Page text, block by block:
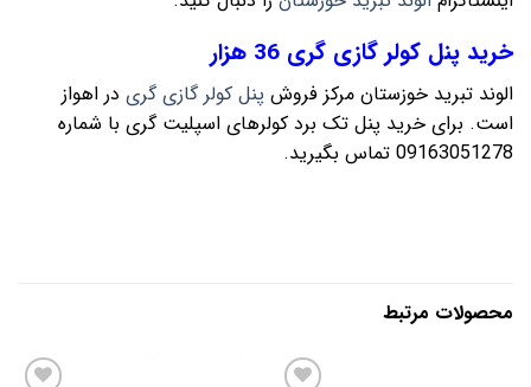
خرید پنل کولر گازی گری 36 هزار
الوند تبرید خوزستان مرکز فروش پنل کولر گازی گری در اهواز
است. برای خرید پنل تک برد کولرهای اسپلیت گری با شماره
09163051278 تماس بگیرید.
محصولات مرتبط